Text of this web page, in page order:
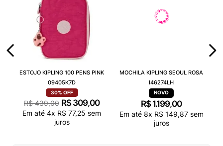
ESTOJO KIPLING 100 PENS PINK
09405K7D
30% OFF
R$ 439,00 R$ 309,00
Em até 4x R$ 77,25 sem
juros
MOCHILA KIPLING SEOUL ROSA
I46274LH
R$ 1.199,00
Em até 8x R$ 149,87sem
juros